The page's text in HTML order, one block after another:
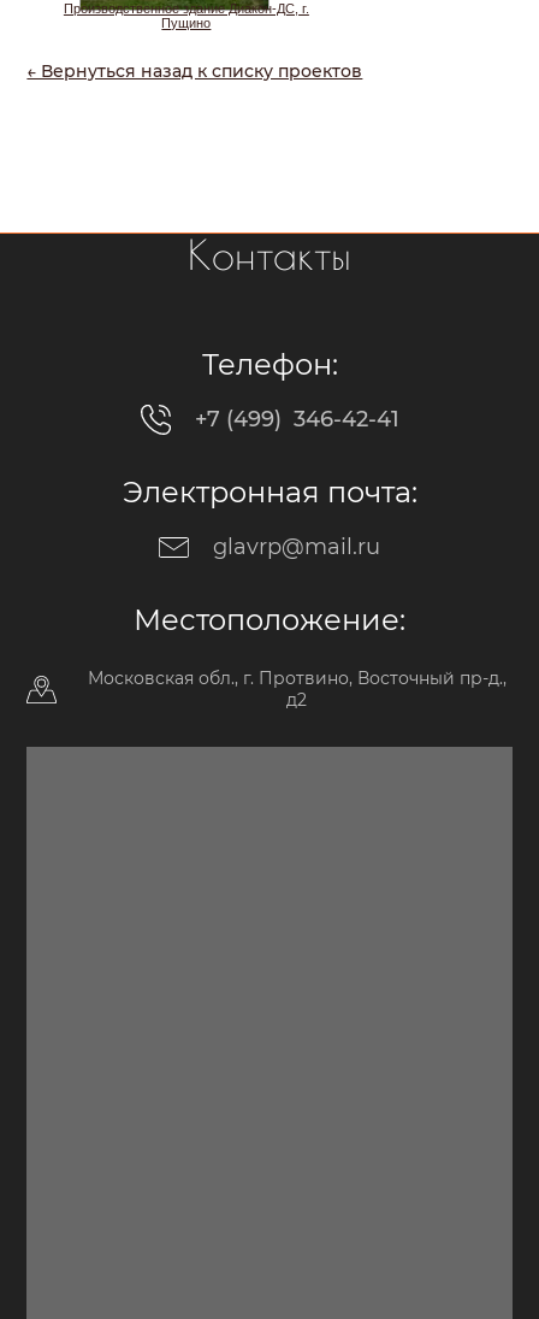
Производственное здание Диакон-ДС, г.
Пущино
← Вернуться назад к списку проектов
Контакты
Телефон:
+7 (499) 346-42-41
Электронная почта:
glavrp@mail.ru
Местоположение:
Московская обл., г. Протвино, Восточный пр-д.,
д2